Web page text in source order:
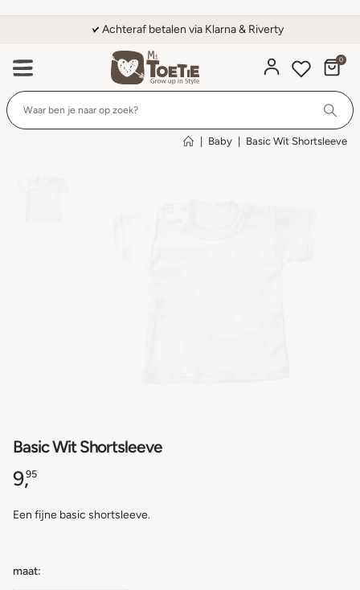
Achteraf betalen via Klarna & Riverty
0
Baby Basic Wit Shortsleeve
Basic Wit Shortsleeve
9,95
Een fijne basic shortsleeve.
maat